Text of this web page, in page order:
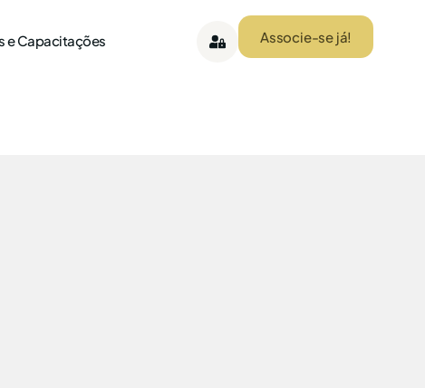
e Capacitações Associe-se já!